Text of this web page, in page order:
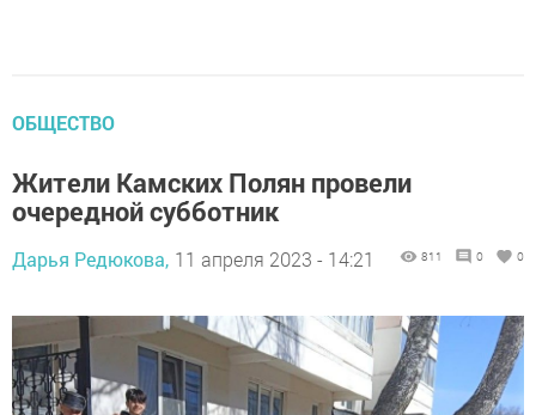
ОБЩЕСТВО
Жители Камских Полян провели
очередной субботник
Дарья Редюкова, 11 апреля 2023 - 14:21 811 0 0